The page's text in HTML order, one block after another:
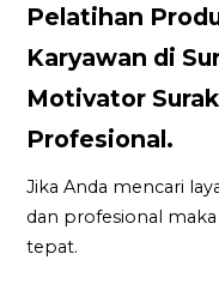
Pelatihan
Karyawan di
Motivator
Profesional.
Jika Anda mencari
dan profesional
tepat.